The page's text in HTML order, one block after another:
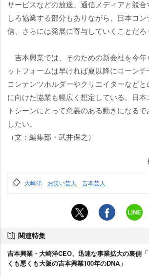
サービスなどの放送、通信メディアと競
しろ協業する部分もありながら、日本コ
信、さらには発展に寄与していくことだろ
吉本興業では、そのための新会社を今年
ットフォームは早ければ夏以降にローン
コンテンツホルダーやクリエイターなど
に向けた協業も幅広く想定している。日
トシーンにとって意義のある動きになる
したい。
（文：編集部・武井保之）
大崎洋 お笑い芸人 吉本芸人
関連特集
吉本興業・大崎洋CEO、迅速な事業拡大の裏側
くも悪くも大阪の吉本興業100年のDNA」